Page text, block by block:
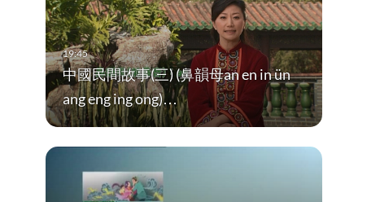
中國民間故事(三) (鼻韻母an en in ün
ang eng ing ong)…